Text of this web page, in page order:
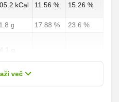
kCal 11.56 % 15.26 %
g 17.88 %
23.6 %
g
g
9.56 % 12.63 %
več